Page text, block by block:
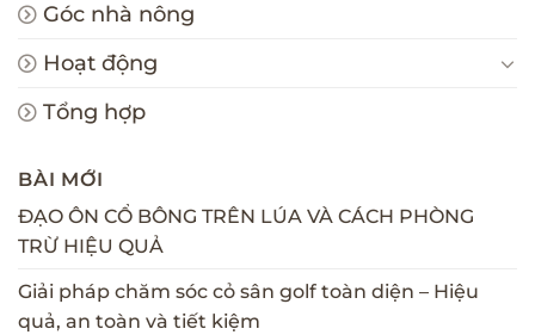
Góc nhà nông
Hoạt động
Tổng hợp
BÀI MỚI
ĐẠO ÔN CỔ BÔNG TRÊN LÚA VÀ CÁCH PHÒNG
TRỪ HIỆU QUẢ
Giải pháp chăm sóc cỏ sân golf toàn diện – Hiệu
quả, an toàn và tiết kiệm